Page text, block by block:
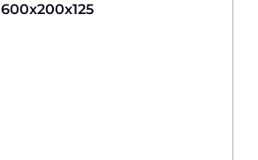
600x200x125